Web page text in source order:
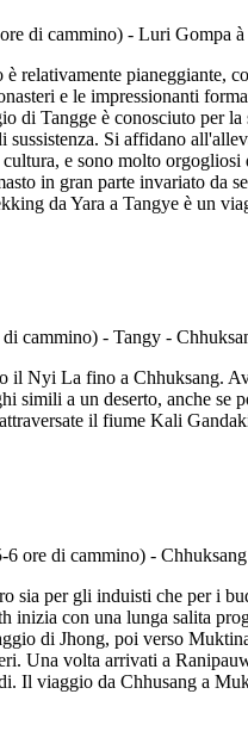
relativamente pianeggiante,
e le impressionanti
Tangge è conosciuto per
Si affidano
e sono molto
in gran parte invariato da
da Yara a Tangye è un
il Nyi La fino a Chhuksang.
simili a un deserto, anche
il fiume Kali
per gli induisti che per i
con una lunga salita
di Jhong, poi verso
Una volta arrivati a
Il viaggio da Chhusang a